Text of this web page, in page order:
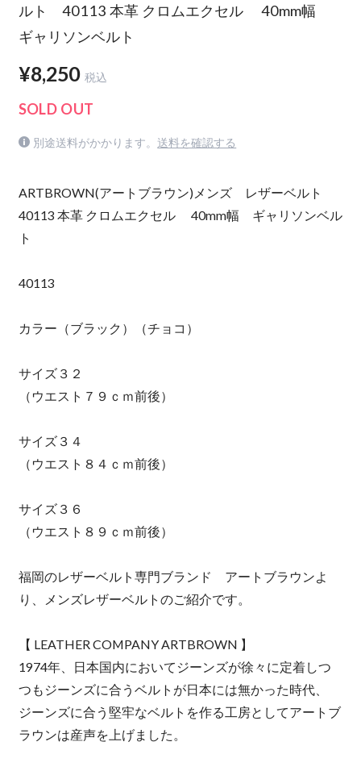
ルト 40113 本革 クロムエクセル 40mm幅
ギャリソンベルト
¥8,250 税込
SOLD OUT
別途送料がかかります。 送料を確認する
ARTBROWN(アートブラウン)メンズ レザーベルト
40113 本革 クロムエクセル 40mm幅 ギャリソンベル
ト
40113
カラー（ブラック）（チョコ）
サイズ３２
（ウエスト７９ｃｍ前後）
サイズ３４
（ウエスト８４ｃｍ前後）
サイズ３６
（ウエスト８９ｃｍ前後）
福岡のレザーベルト専門ブランド アートブラウンよ
り、メンズレザーベルトのご紹介です。
【 LEATHER COMPANY ARTBROWN 】
1974年、日本国内においてジーンズが徐々に定着しつ
つもジーンズに合うベルトが日本には無かった時代、
ジーンズに合う堅牢なベルトを作る工房としてアートブ
ラウンは産声を上げました。